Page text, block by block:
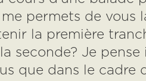
permets de vous
la première
seconde? Je
que dans le cadre